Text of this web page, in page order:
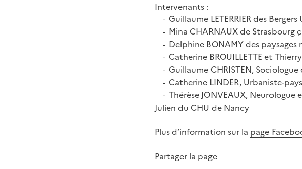
Intervenants :
-Guillaume LETERRIER des
-Mina CHARNAUX de Strasbourg
-Delphine BONAMY des paysages
-Catherine BROUILLETTE et
-Guillaume CHRISTEN,
-Catherine LINDER, Urbaniste-
-Thérèse JONVEAUX, Neurologue
Julien du CHU de Nancy
Plus d’information sur la page
Partager la page